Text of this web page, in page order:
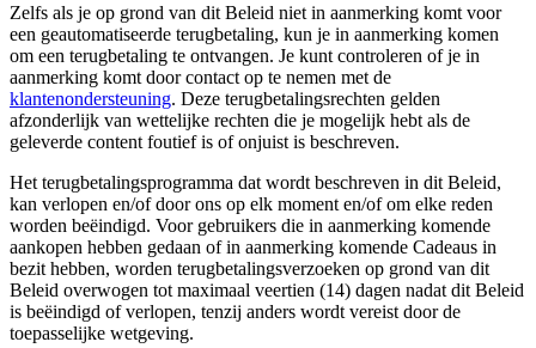
Zelfs als je op grond van dit Beleid niet in aanmerking komt voor
een geautomatiseerde terugbetaling, kun je in aanmerking komen
om een terugbetaling te ontvangen. Je kunt controleren of je in
aanmerking komt door contact op te nemen met de
klantenondersteuning. Deze terugbetalingsrechten gelden
afzonderlijk van wettelijke rechten die je mogelijk hebt als de
geleverde content foutief is of onjuist is beschreven.
Het terugbetalingsprogramma dat wordt beschreven in dit Beleid,
kan verlopen en/of door ons op elk moment en/of om elke reden
worden beëindigd. Voor gebruikers die in aanmerking komende
aankopen hebben gedaan of in aanmerking komende Cadeaus in
bezit hebben, worden terugbetalingsverzoeken op grond van dit
Beleid overwogen tot maximaal veertien (14) dagen nadat dit Beleid
is beëindigd of verlopen, tenzij anders wordt vereist door de
toepasselijke wetgeving.